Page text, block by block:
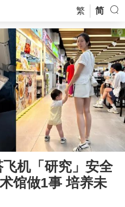
繁 简
机「研究」安全
馆做1事 培养未